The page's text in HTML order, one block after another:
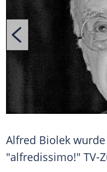
Alfred Biolek
"alfredissimo!" TV-